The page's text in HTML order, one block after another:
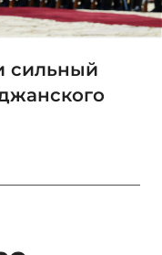
сильный